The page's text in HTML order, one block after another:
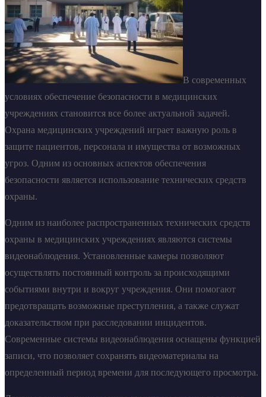
В современных
условиях обеспечение безопасности в медицинских
учреждениях становится все более актуальной задачей.
Охрана медицинских учреждений играет важную роль в
защите пациентов, персонала и имущества от возможных
угроз. Одним из основных аспектов обеспечения
безопасности является использование технических средств
охраны.
Одним из наиболее распространенных технических средств
охраны в медицинских учреждениях являются системы
видеонаблюдения. Установленные камеры позволяют
осуществлять постоянный контроль за происходящими
событиями внутри и вокруг учреждения. Они помогают
предотвращать возможные преступления, а также служат
доказательством при расследовании инцидентов.
Современные системы видеонаблюдения оснащены функцией
записи, что позволяет сохранять видеоматериалы на
определенный период времени для последующего просмотра.